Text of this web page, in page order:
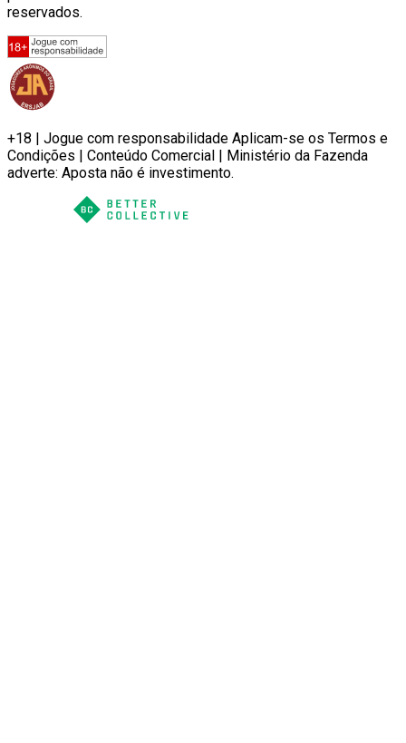
reservados.
+18 | Jogue com responsabilidade Aplicam-se os Termos e
Condições | Conteúdo Comercial | Ministério da Fazenda
adverte: Aposta não é investimento.